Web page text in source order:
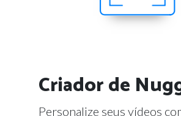
Criador de
Personalize seus vídeos